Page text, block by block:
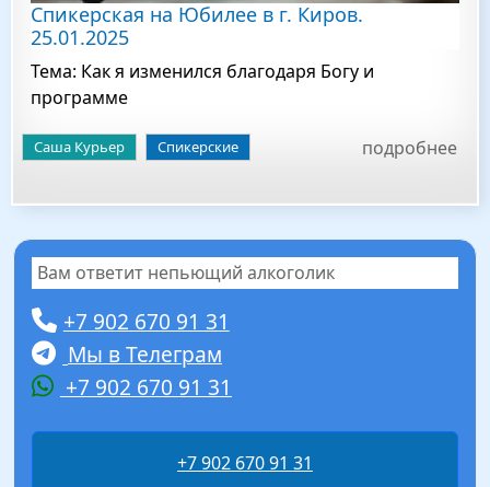
Спикерская на Юбилее в г. Киров.
25.01.2025
Тема: Как я изменился благодаря Богу и
программе
Саша Курьер Спикерские подробнее
Вам ответит непьющий алкоголик
+7 902 670 91 31
Мы в Телеграм
+7 902 670 91 31
+7 902 670 91 31